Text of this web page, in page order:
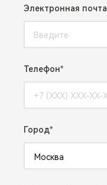
Электронная почта
Телефон
Город
Москва